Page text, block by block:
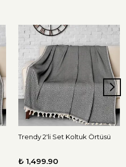
Trendy 2'li Set Koltuk Örtüsü
₺ 1,499.90